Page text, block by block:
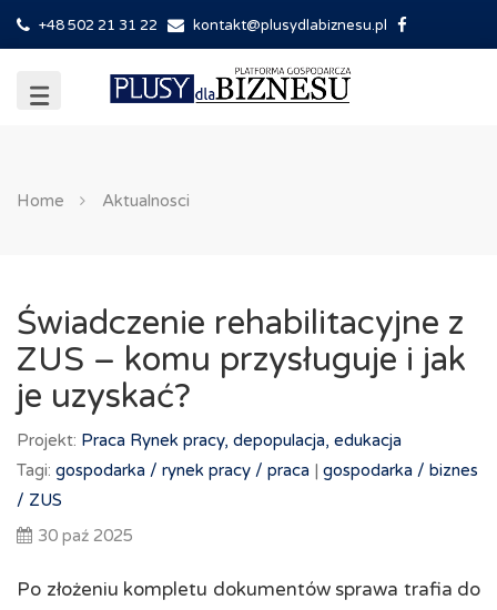
+48 502 21 31 22 kontakt@plusydlabiznesu.pl
Home Aktualnosci
Świadczenie rehabilitacyjne z
ZUS – komu przysługuje i jak
je uzyskać?
Projekt: Praca Rynek pracy, depopulacja, edukacja
Tagi: gospodarka / rynek pracy / praca | gospodarka / biznes
/ ZUS
30 paź 2025
Po złożeniu kompletu dokumentów sprawa trafia do